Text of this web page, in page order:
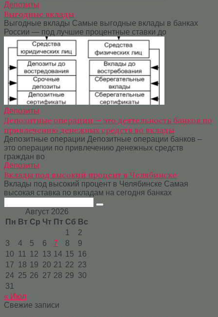
Депозиты
Выгодные вклады
Выгодные вклады Самые выгодные вклады в банках
России — под лучшие процентные ставки до
Депозиты
Депозитные операции — это деятельность банков по
привлечению денежных средств во вклады
Депозитные операции Депозитные операции банков –
это операции по привлечению денежных средств
граждан во
Депозиты
Вклады под высокий процент в Челябинске
Вклады под высокий процент в Челябинске Самая
высокая ставка по вкладам на сегодня банках
Август 2026
Пн Вт Ср Чт Пт Сб Вс
1
2
3
4 5 6 7 8
9
10 11 12 13 14 15 16
17 18 19 20 21 22 23
24 25 26 27 28 29 30
31
« Июл
Свежие записи